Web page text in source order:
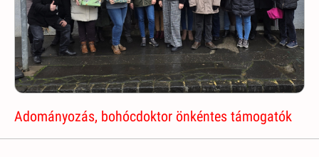
Adományozás, bohócdoktor önkéntes támogatók